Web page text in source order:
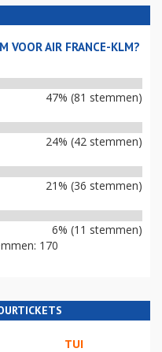
VOOR AIR FRANCE-KLM?
47% (81 stemmen)
24% (42 stemmen)
21% (36 stemmen)
6% (11 stemmen)
170
TUI